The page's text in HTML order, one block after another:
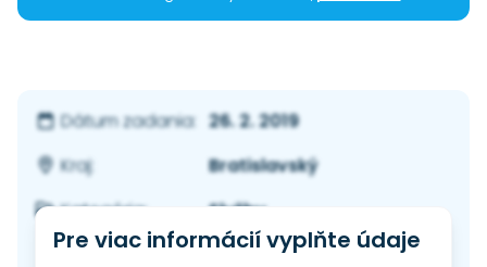
Dátum zadania: 26. 2. 2019
Kraj:
Bratislavský
Kategória:
Služby
Pre viac informácií vyplňte údaje